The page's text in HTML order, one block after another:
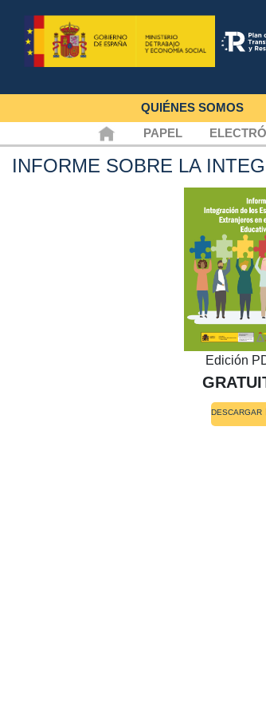
QUIÉNES SOMOS
PAPEL
INFORME SOBRE LA
Edición
DESCARGAR